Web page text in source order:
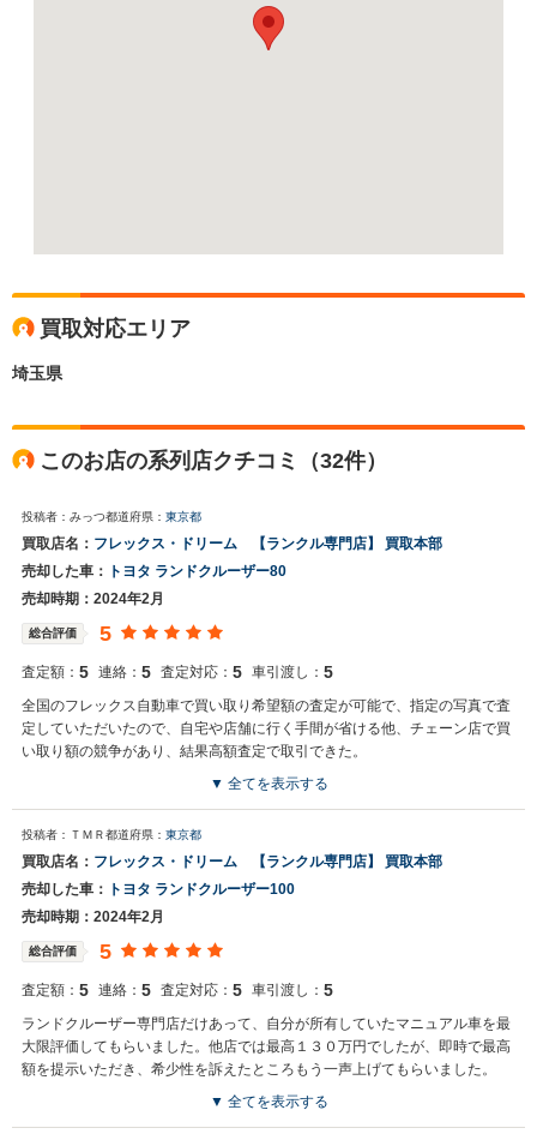
買取対応エリア
埼玉県
このお店の系列店クチコミ（32件）
投稿者：みっつ都道府県： 東京都
買取店名： フレックス・ドリーム 【ランクル専門店】 買取本部
売却した車：
トヨタ ランドクルーザー80
売却時期：2024年2月
総合評価 5
査定額： 5 連絡： 5 査定対応： 5 車引渡し： 5
全国のフレックス自動車で買い取り希望額の査定が可能で、指定の写真で査
定していただいたので、自宅や店舗に行く手間が省ける他、チェーン店で買
い取り額の競争があり、結果高額査定で取引できた。
▼ 全てを表示する
投稿者：ＴＭＲ都道府県： 東京都
買取店名： フレックス・ドリーム 【ランクル専門店】 買取本部
売却した車：
トヨタ ランドクルーザー100
売却時期：2024年2月
総合評価 5
査定額： 5 連絡： 5 査定対応： 5 車引渡し： 5
ランドクルーザー専門店だけあって、自分が所有していたマニュアル車を最
大限評価してもらいました。他店では最高１３０万円でしたが、即時で最高
額を提示いただき、希少性を訴えたところもう一声上げてもらいました。
▼ 全てを表示する